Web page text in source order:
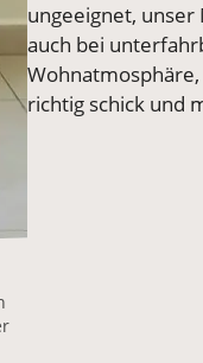
ungeeignet, unser
auch bei
richtig schick und